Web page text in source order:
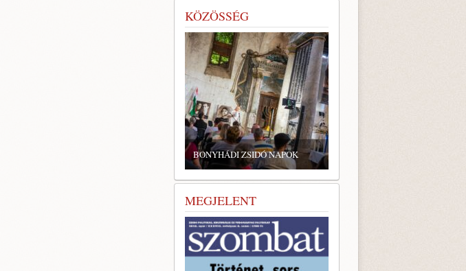
KÖZÖSSÉG
BONYHÁDI ZSIDÓ NAPOK
MEGJELENT